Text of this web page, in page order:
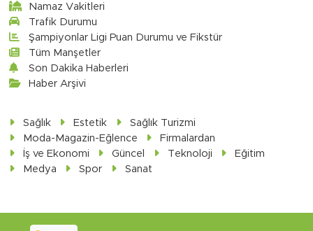
Namaz Vakitleri
Trafik Durumu
Şampiyonlar Ligi Puan Durumu ve Fikstür
Tüm Manşetler
Son Dakika Haberleri
Haber Arşivi
Sağlık Estetik
Sağlık Turizmi
Moda-Magazin-Eğlence
Firmalardan
İş ve Ekonomi
Güncel Teknoloji
Eğitim
Medya
Spor Sanat